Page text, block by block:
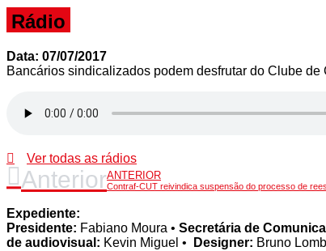
Rádio
Data: 07/07/2017
Bancários sindicalizados podem desfrutar do Clube de
Ver todas as rádios
AnteriorANTERIOR
Contraf-CUT reivindica suspensão do processo de
Expediente:
Presidente: Fabiano Moura • Secretária de
de audiovisual: Kevin Miguel • Designer: Bruno